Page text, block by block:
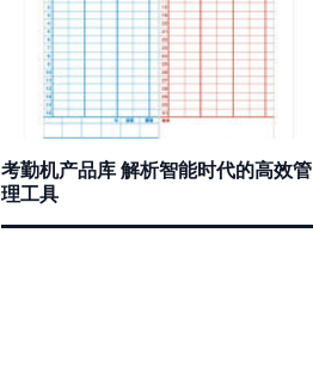
考勤机产品库 解析智能时代的高效管
理工具